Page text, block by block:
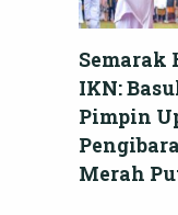
Semarak
IKN:
Pimpin
Merah